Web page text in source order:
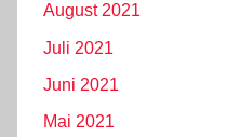
August 2021
Juli 2021
Juni 2021
Mai 2021